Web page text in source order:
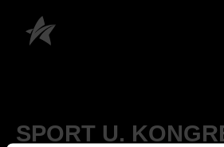
SPORT U.